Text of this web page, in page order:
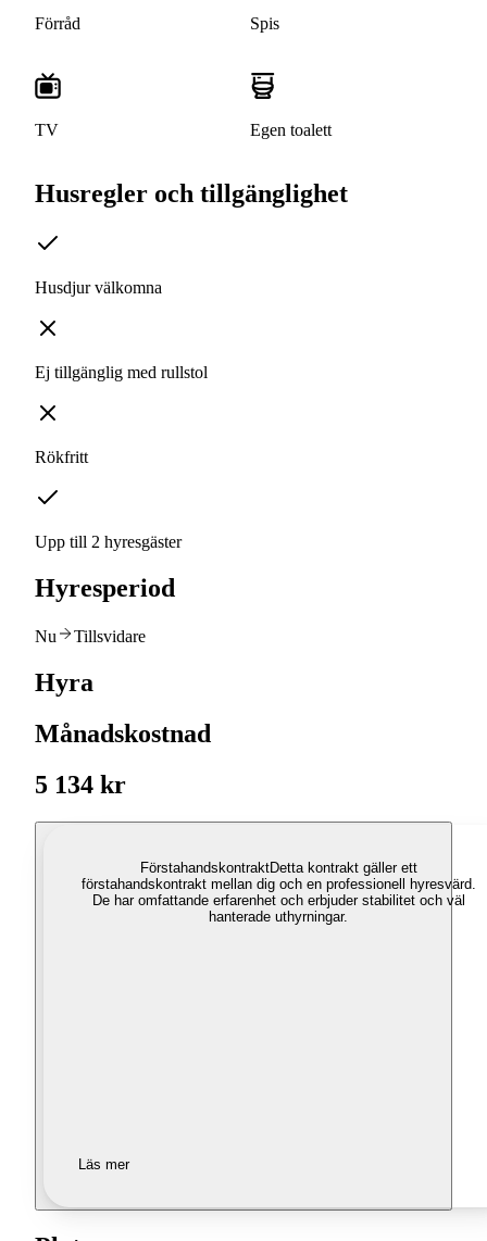
Förråd Spis
TV Egen toalett
Husregler och tillgänglighet
Husdjur välkomna
Ej tillgänglig med rullstol
Rökfritt
Upp till 2 hyresgäster
Hyresperiod
Nu Tillsvidare
Hyra
Månadskostnad
5 134 kr
FörstahandskontraktDetta kontrakt gäller ett
förstahandskontrakt mellan dig och en professionell hyresvärd.
De har omfattande erfarenhet och erbjuder stabilitet och väl
hanterade uthyrningar.
Läs mer